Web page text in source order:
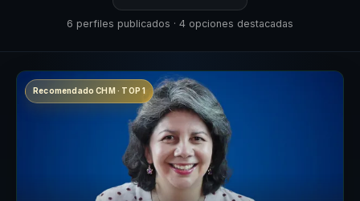
6 perfiles publicados · 4 opciones destacadas
Recomendado CHM · TOP 1